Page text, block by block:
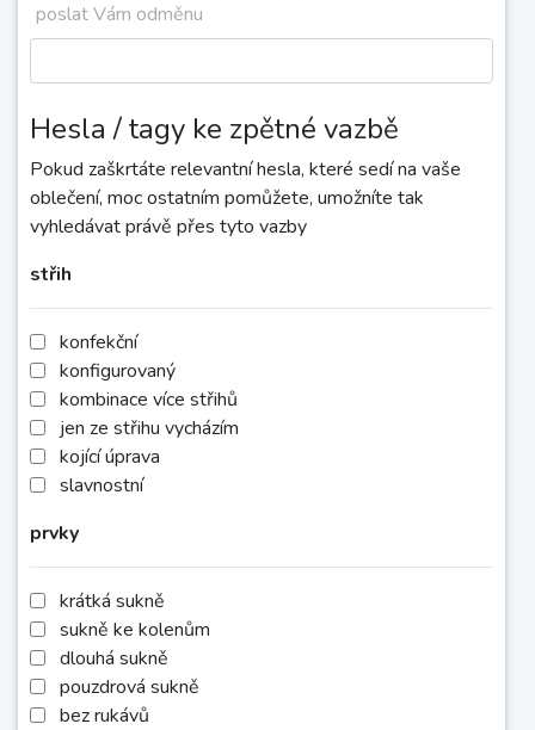
poslat Vám odměnu
Hesla / tagy ke zpětné vazbě
Pokud zaškrtáte relevantní hesla, které sedí na vaše
oblečení, moc ostatním pomůžete, umožníte tak
vyhledávat právě přes tyto vazby
střih
konfekční
konfigurovaný
kombinace více střihů
jen ze střihu vycházím
kojící úprava
slavnostní
prvky
krátká sukně
sukně ke kolenům
dlouhá sukně
pouzdrová sukně
bez rukávů